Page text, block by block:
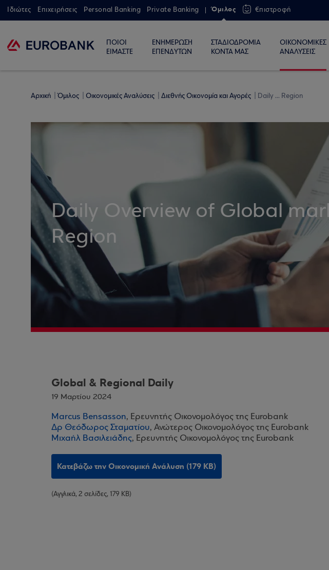
Ιδιώτες Επιχειρήσεις Personal Banking Private Banking Όμιλος €πιστροφή
ΠΟΙΟΙ
ΕΙΜΑΣΤΕ
ΕΝΗΜΕΡΩΣΗ
ΕΠΕΝΔΥΤΩΝ
ΣΤΑΔΙΟΔΡΟΜΙΑ
ΚΟΝΤΑ ΜΑΣ
ΟΙΚΟΝΟΜΙΚΕΣ
ΑΝΑΛΥΣΕΙΣ
Αρχική Όμιλος Οικονομικές Αναλύσεις Διεθνής Οικονομία και Αγορές Daily ... Region
Daily Overview of Global
Region
Global & Regional Daily
19 Μαρτίου 2024
Marcus Bensasson, Ερευνητής Οικονομολόγος της Eurobank
Δρ Θεόδωρος Σταματίου, Ανώτερος Οικονομολόγος της Eurobank
Μιχαήλ Βασιλειάδης, Ερευνητής Οικονομολόγος της Eurobank
Κατεβάζω την Οικονομική Ανάλυση (179 KB)
(Αγγλικά, 2 σελίδες, 179 KB)